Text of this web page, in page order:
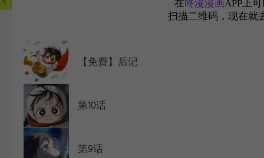
WEBTOON
在咚漫漫画APP上
扫描二维码，现在就
【免费】后记
第10话
第9话